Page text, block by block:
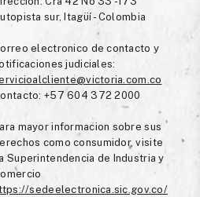
sur, Itagüí - Colombia
electronico de contacto y
judiciales:
+57 604 372 2000
mayor informacion sobre sus
como consumidor, visite
Superintendencia de Industria y
sedeelectronica.sic.gov.co/